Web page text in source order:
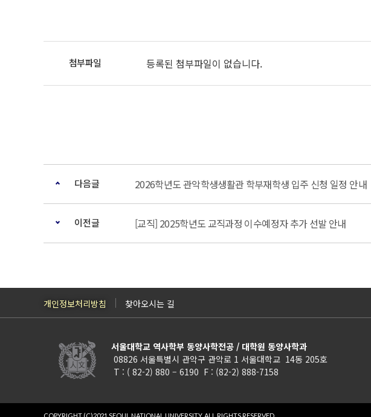
등록된 첨부파일이 없습니다.
다음글 2026학년도 관악학생생활관 학부재학생 입주 신청 일정 안내
이전글 [교직] 2025학년도 교직과정 이수예정자 추가 선발 안내
개인정보처리방침 찾아오시는 길
서울대학교 역사학부 동양사학전공 / 대학원 동양사학과
08826 서울특별시 관악구 관악로 1 서울대학교 14동 205호
T : ( 82-2) 880 – 6190 F : (82-2) 888-7158
COPYRIGHT (C)2021 SEOUL NATIONAL UNIVERSITY. ALL RIGHTS RESERVED.